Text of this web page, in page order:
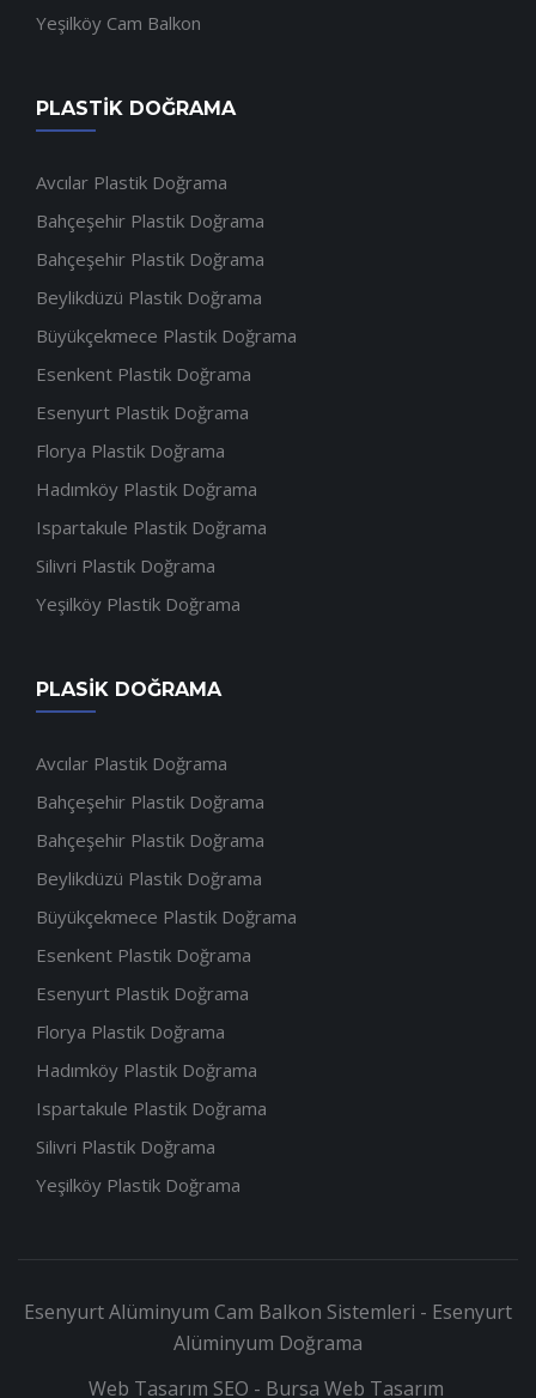
Yeşilköy Cam Balkon
PLASTIK DOĞRAMA
Avcılar Plastik Doğrama
Bahçeşehir Plastik Doğrama
Bahçeşehir Plastik Doğrama
Beylikdüzü Plastik Doğrama
Büyükçekmece Plastik Doğrama
Esenkent Plastik Doğrama
Esenyurt Plastik Doğrama
Florya Plastik Doğrama
Hadımköy Plastik Doğrama
Ispartakule Plastik Doğrama
Silivri Plastik Doğrama
Yeşilköy Plastik Doğrama
PLASIK DOĞRAMA
Avcılar Plastik Doğrama
Bahçeşehir Plastik Doğrama
Bahçeşehir Plastik Doğrama
Beylikdüzü Plastik Doğrama
Büyükçekmece Plastik Doğrama
Esenkent Plastik Doğrama
Esenyurt Plastik Doğrama
Florya Plastik Doğrama
Hadımköy Plastik Doğrama
Ispartakule Plastik Doğrama
Silivri Plastik Doğrama
Yeşilköy Plastik Doğrama
Esenyurt Alüminyum Cam Balkon Sistemleri - Esenyurt
Alüminyum Doğrama
Web Tasarım SEO - Bursa Web Tasarım